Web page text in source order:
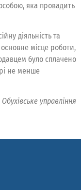
яка провадить
діяльність та
місце роботи,
було сплачено
не менше
Обухівське управління